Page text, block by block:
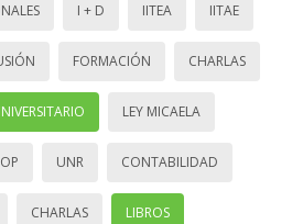
I + D IITEA IITAE
FORMACIÓN CHARLAS
LEY MICAELA
UNR CONTABILIDAD
CHARLAS LIBROS